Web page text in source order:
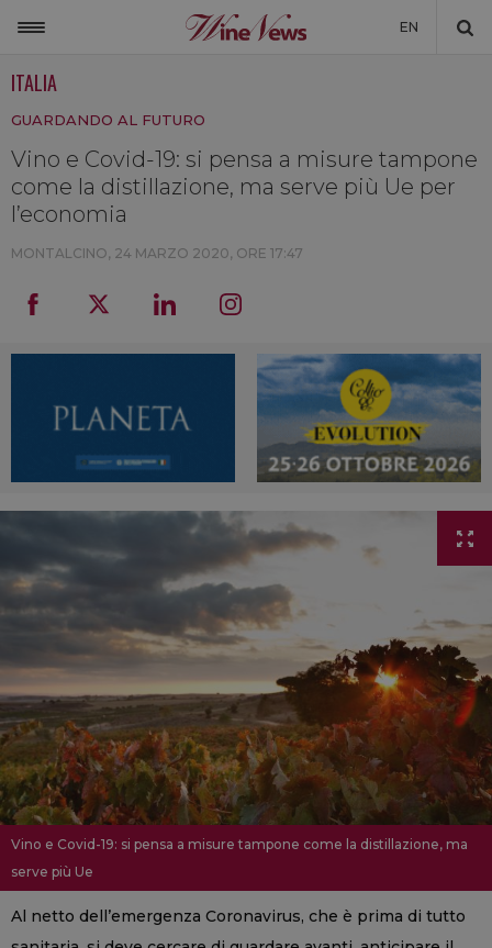
EN
NON SOLO VINO
LA CANTINA DI WINENEWS
DICONO DI NOI
ITALIA
GUARDANDO AL FUTURO
Vino e Covid-19: si pensa a misure tampone
come la distillazione, ma serve più Ue per
l’economia
MONTALCINO, 24 MARZO 2020, ORE 17:47
Vino e Covid-19: si pensa a misure tampone come la distillazione, ma
serve più Ue
Al netto dell’emergenza Coronavirus, che è prima di tutto